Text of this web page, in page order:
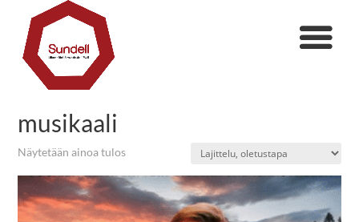
musikaali
Näytetään ainoa tulos